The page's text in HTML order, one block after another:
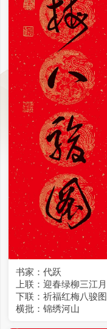
书家：代跃
上联：迎春绿柳三江月
下联：祈福红梅八骏图
横批：锦绣河山